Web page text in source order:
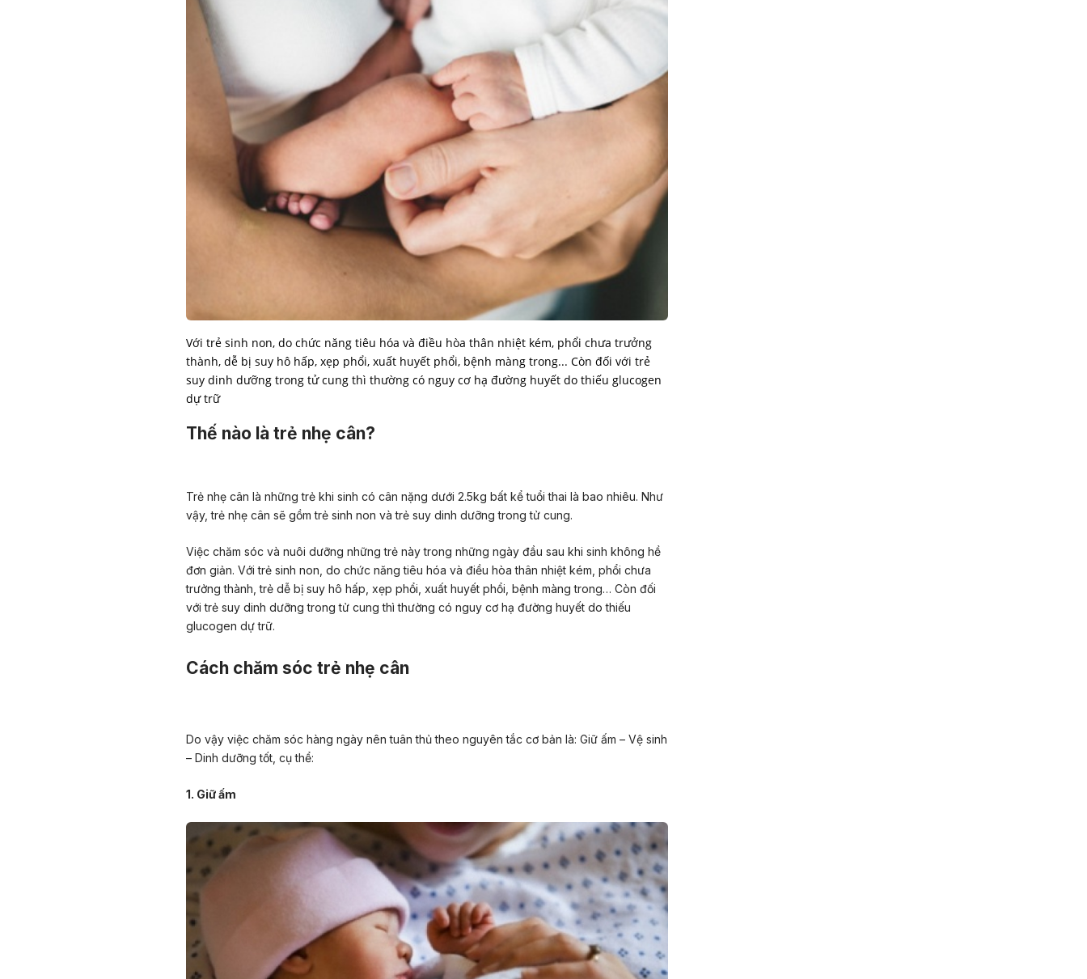
Với trẻ sinh non, do chức năng tiêu hóa và điều hòa thân nhiệt kém, phổi chưa trưởng
thành, dễ bị suy hô hấp, xẹp phổi, xuất huyết phổi, bệnh màng trong... Còn đối với trẻ
suy dinh dưỡng trong tử cung thì thường có nguy cơ hạ đường huyết do thiếu glucogen
dự trữ
Thế nào là trẻ nhẹ cân?
Trẻ nhẹ cân là những trẻ khi sinh có cân nặng dưới 2.5kg bất kể tuổi thai là bao nhiêu. Như
vậy, trẻ nhẹ cân sẽ gồm trẻ sinh non và trẻ suy dinh dưỡng trong tử cung.
Việc chăm sóc và nuôi dưỡng những trẻ này trong những ngày đầu sau khi sinh không hề
đơn giản. Với trẻ sinh non, do chức năng tiêu hóa và điều hòa thân nhiệt kém, phổi chưa
trưởng thành, trẻ dễ bị suy hô hấp, xẹp phổi, xuất huyết phổi, bệnh màng trong… Còn đối
với trẻ suy dinh dưỡng trong tử cung thì thường có nguy cơ hạ đường huyết do thiếu
glucogen dự trữ.
Cách chăm sóc trẻ nhẹ cân
Do vậy việc chăm sóc hàng ngày nên tuân thủ theo nguyên tắc cơ bản là: Giữ ấm – Vệ sinh
– Dinh dưỡng tốt, cụ thể:
1. Giữ ấm